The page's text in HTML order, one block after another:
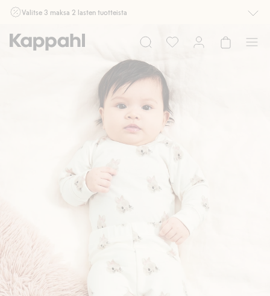
Valitse 3 maksa 2 lasten tuotteista
myymälässä ja verkossa. Ei voi yhdistää muihin alennuksiin tai tarjouksiin.
Osta nyt